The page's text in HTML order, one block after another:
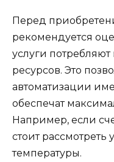
Перед
рекомендуется
услуги
ресурсов. Это
автоматизации
обеспечат
Например, если
стоит
температуры.